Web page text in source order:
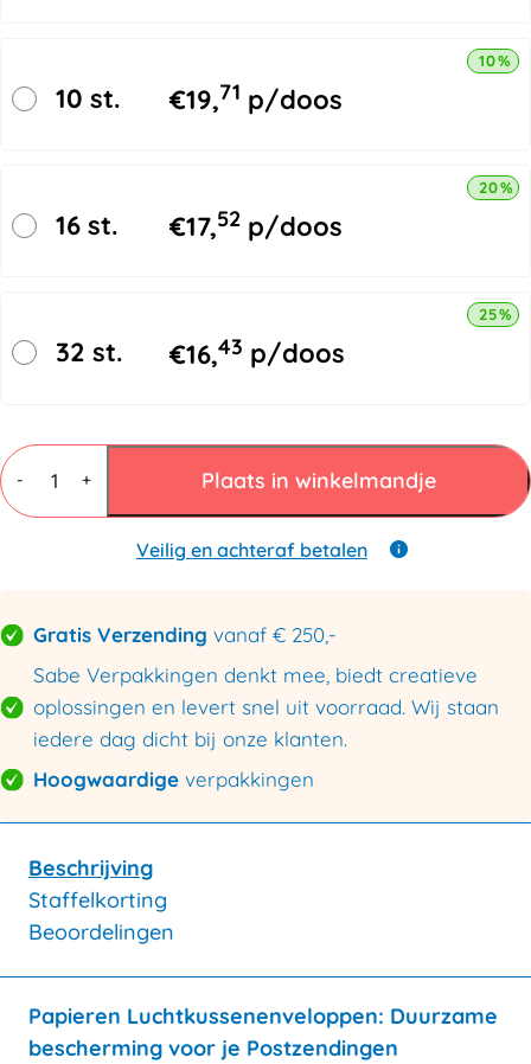
10 st. €19,71 p/doos
10%
16 st. €17,52 p/doos
20%
32 st. €16,43 p/doos
25%
-
Papieren
Luchtkussenenveloppen
C-
150x215mm
+ Plaats in winkelmandje
Veilig en achteraf betalen
Gratis Verzending vanaf € 250,-
Sabe Verpakkingen denkt mee, biedt creatieve
oplossingen en levert snel uit voorraad. Wij staan
iedere dag dicht bij onze klanten.
Hoogwaardige verpakkingen
Beschrijving
Staffelkorting
Beoordelingen
Papieren Luchtkussenenveloppen: Duurzame
bescherming voor je Postzendingen